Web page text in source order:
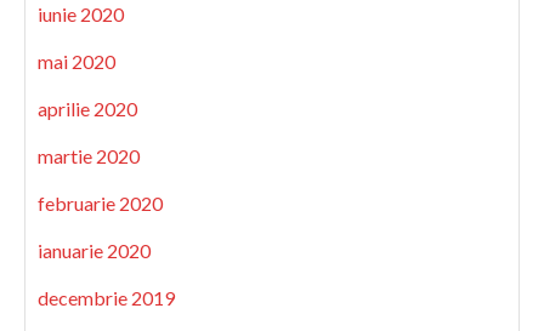
iunie 2020
mai 2020
aprilie 2020
martie 2020
februarie 2020
ianuarie 2020
decembrie 2019